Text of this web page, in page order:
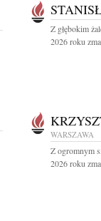
Z głębokim
2026 roku
WARSZAWA
Z ogromnym
2026 roku